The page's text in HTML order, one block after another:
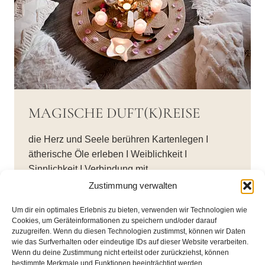
Zustimmung verwalten
Um dir ein optimales Erlebnis zu bieten, verwenden wir Technologien wie
Cookies, um Geräteinformationen zu speichern und/oder darauf
zuzugreifen. Wenn du diesen Technologien zustimmst, können wir Daten
wie das Surfverhalten oder eindeutige IDs auf dieser Website verarbeiten.
Wenn du deine Zustimmung nicht erteilst oder zurückziehst, können
bestimmte Merkmale und Funktionen beeinträchtigt werden.
MAGISCHE DUFT(K)REISE
die Herz und Seele berühren Kartenlegen I
ätherische Öle erleben I Weiblichkeit I
Sinnlichkeit I Verbindung mit…
MAGISCHE